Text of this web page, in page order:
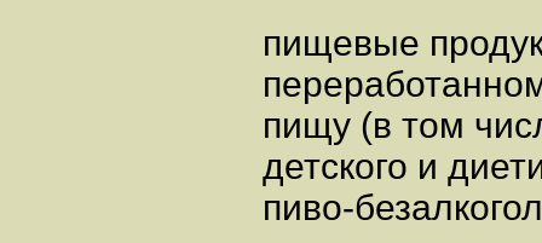
пищевые
пищу (в том
детского и
пиво-